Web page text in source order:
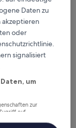
Morgen
- 8. Aug.
Daten zu
akzeptieren
oder
signalisiert
um
zur
auf
von Inhalten,